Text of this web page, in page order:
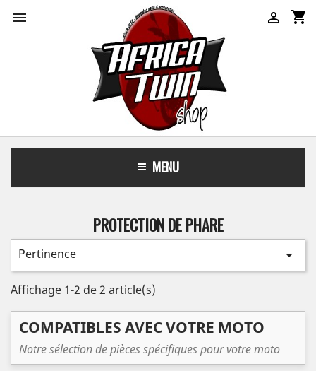
 shopping_cart

MENU
PROTECTION DE PHARE
Pertinence 
Affichage 1-2 de 2 article(s)
COMPATIBLES AVEC VOTRE MOTO
Notre sélection de pièces spécifiques pour votre moto